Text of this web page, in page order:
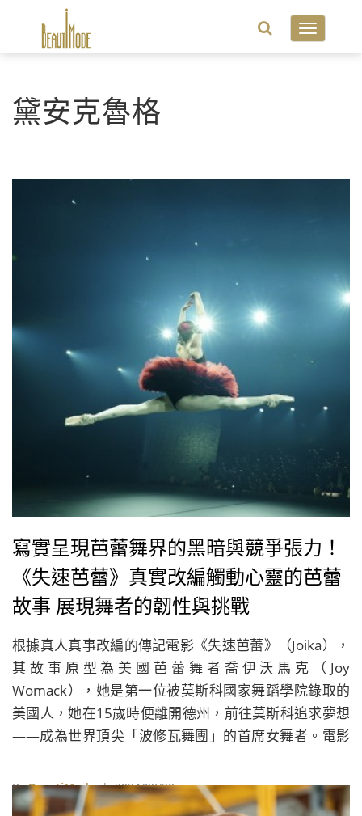
Toggle
黛安克魯格
寫實呈現芭蕾舞界的黑暗與競爭張力！
《失速芭蕾》真實改編觸動心靈的芭蕾
故事 展現舞者的韌性與挑戰
根據真人真事改編的傳記電影《失速芭蕾》（Joika），
其故事原型為美國芭蕾舞者喬伊沃馬克（Joy
Womack），她是第一位被莫斯科國家舞蹈學院錄取的
美國人，她在15歲時便離開德州，前往莫斯科追求夢想
——成為世界頂尖「波修瓦舞團」的首席女舞者。電影
現了一名頂尖芭蕾舞者所需付出的無盡代價，細膩地刻
劃了一個令人難以置信、複雜卻又鼓舞人心的美麗故
ByBeautiMode| 2024/08/20